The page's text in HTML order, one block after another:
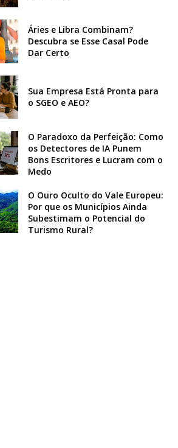
Áries e Libra Combinam?
Descubra se Esse Casal Pode
Dar Certo
Sua Empresa Está Pronta para
o SGEO e AEO?
O Paradoxo da Perfeição: Como
os Detectores de IA Punem
Bons Escritores e Lucram com o
Medo
O Ouro Oculto do Vale Europeu:
Por que os Municípios Ainda
Subestimam o Potencial do
Turismo Rural?